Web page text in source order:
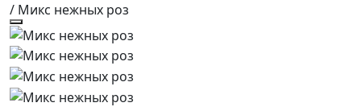
/ Микс нежных роз